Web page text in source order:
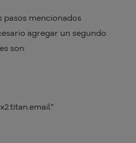
pasos mencionados
agregar un segundo
son: